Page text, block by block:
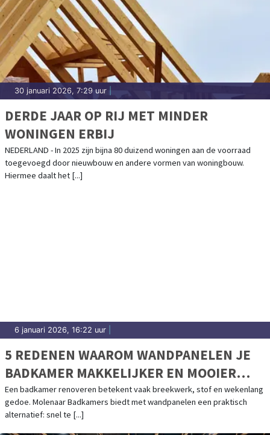
30 januari 2026, 7:29 uur
DERDE JAAR OP RIJ MET MINDER
WONINGEN ERBIJ
NEDERLAND - In 2025 zijn bijna 80 duizend woningen aan de voorraad
toegevoegd door nieuwbouw en andere vormen van woningbouw.
Hiermee daalt het [...]
6 januari 2026, 16:22 uur
5 REDENEN WAAROM WANDPANELEN JE
BADKAMER MAKKELIJKER EN MOOIER
MAKEN
Een badkamer renoveren betekent vaak breekwerk, stof en wekenlang
gedoe. Molenaar Badkamers biedt met wandpanelen een praktisch
alternatief: snel te [...]